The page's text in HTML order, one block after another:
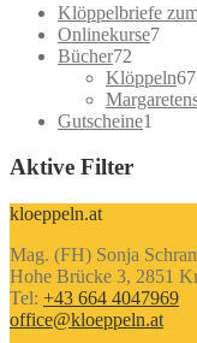
Klöppelbriefe
Onlinekurse77
Bücher72
Produkte
Klöppeln67
Gutscheine1
Aktive Filter
kloeppeln.at
Mag. (FH) Sonja
Hohe Brücke 3, 2851
Tel: +43 664 4047969
office@kloeppeln.at